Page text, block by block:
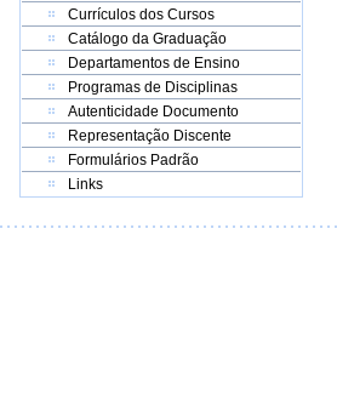
Currículos dos Cursos
Catálogo da Graduação
Departamentos de Ensino
Programas de Disciplinas
Autenticidade Documento
Representação Discente
Formulários Padrão
Links